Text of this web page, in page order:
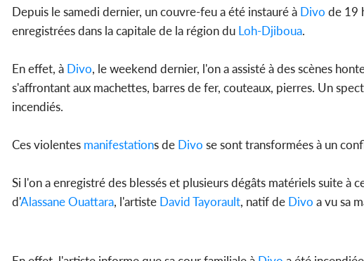
Depuis le samedi dernier, un couvre-feu a été instauré à Divo de 19
enregistrées dans la capitale de la région du Loh-Djiboua.
En effet, à Divo, le weekend dernier, l'on a assisté à des scènes
s'affrontant aux machettes, barres de fer, couteaux, pierres. Un
incendiés.
Ces violentes manifestations de Divo se sont transformées à un
Si l'on a enregistré des blessés et plusieurs dégâts matériels suite à
d'Alassane Ouattara, l'artiste David Tayorault, natif de Divo a vu sa